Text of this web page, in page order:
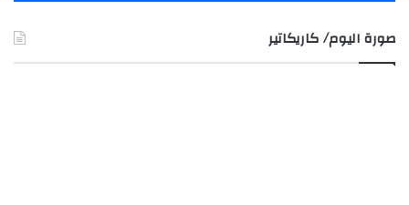
صورة اليوم/ كاريكاتير